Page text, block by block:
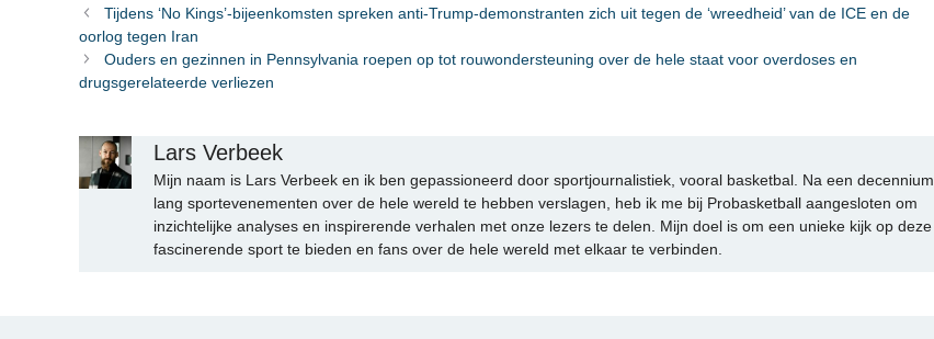
Tijdens ‘No Kings’-bijeenkomsten spreken anti-Trump-demonstranten zich uit tegen de ‘wreedheid’ van de ICE en de
oorlog tegen Iran
Ouders en gezinnen in Pennsylvania roepen op tot rouwondersteuning over de hele staat voor overdoses en
drugsgerelateerde verliezen
Lars Verbeek
Mijn naam is Lars Verbeek en ik ben gepassioneerd door sportjournalistiek, vooral basketbal. Na een decennium
lang sportevenementen over de hele wereld te hebben verslagen, heb ik me bij Probasketball aangesloten om
inzichtelijke analyses en inspirerende verhalen met onze lezers te delen. Mijn doel is om een unieke kijk op deze
fascinerende sport te bieden en fans over de hele wereld met elkaar te verbinden.